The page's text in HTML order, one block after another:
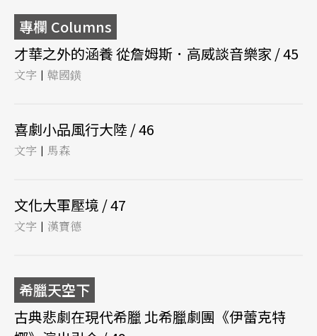
專欄 Columns
才華之外的涵養 從詹姆斯．高威談音樂家 / 45
文字 | 韓國鐄
喜劇小品風行大陸 / 46
文字 | 馬森
文化大軍壓境 / 47
文字 | 漢寶德
希臘天空下
古典悲劇在現代希臘 北希臘劇團《伊蕾克特